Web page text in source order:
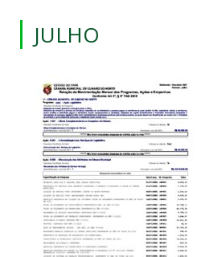
JULHO